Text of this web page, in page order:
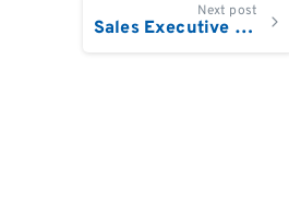
Next post
Sales Executive (Verkaufsleiter) für Südwestdeutschland (Baden-Württemberg, südliches Rheinland-Pfalz, Südhessen, Frankfurt, Heidelberg, Stuttgart, Tübingen, Freiburg, Ulm)